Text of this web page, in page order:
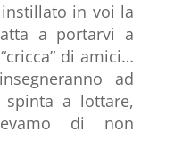
in voi la
a portarvi a
di amici…
ad
a lottare,
di non